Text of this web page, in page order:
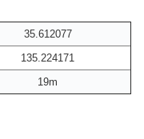
35.612077
135.224171
19m